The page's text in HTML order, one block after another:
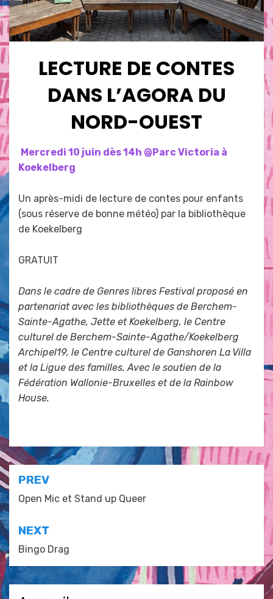
LECTURE DE CONTES
DANS L’AGORA DU
NORD-OUEST
by admin
Postedavril 15, 2026
Mercredi 10 juin dès 14h @Parc Victoria à
Koekelberg
Un après-midi de lecture de contes pour enfants
(sous réserve de bonne météo) par la bibliothèque
de Koekelberg
GRATUIT
Dans le cadre de Genres libres Festival proposé en
partenariat avec les bibliothèques de Berchem-
Sainte-Agathe, Jette et Koekelberg, le Centre
culturel de Berchem-Sainte-Agathe/Koekelberg
Archipel19, le Centre culturel de Ganshoren La Villa
et la Ligue des familles. Avec le soutien de la
Fédération Wallonie-Bruxelles et de la Rainbow
House.
Navigation
de
l’article
PREV
Open Mic et Stand up Queer
NEXT
Bingo Drag